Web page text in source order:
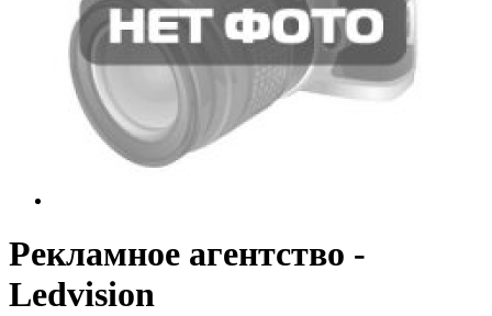
Рекламное агентство -
Ledvision